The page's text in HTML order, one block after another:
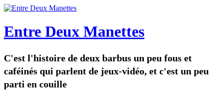
Entre Deux Manettes
C'est l'histoire de deux barbus un peu fous et
caféinés qui parlent de jeux-vidéo, et c'est un peu
parti en couille